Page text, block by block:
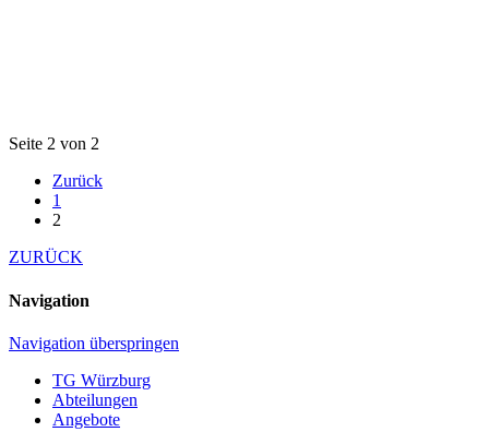
Seite 2 von 2
Zurück
1
2
ZURÜCK
Navigation
Navigation überspringen
TG Würzburg
Abteilungen
Angebote